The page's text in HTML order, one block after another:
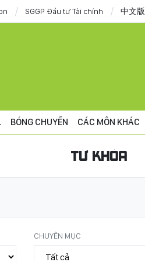
SGGP Đầu tư Tài chính 中文版
BÓNG CHUYỀN CÁC MÔN KHÁC
TỪ KHÓA
CHUYÊN MỤC